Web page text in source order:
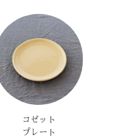
コゼット
プレート